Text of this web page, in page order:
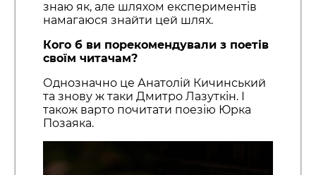
знаю як, але шляхом експериментів
намагаюся знайти цей шлях.
Кого б ви порекомендували з поетів
своїм читачам?
Однозначно це Анатолій Кичинський
та знову ж таки Дмитро Лазуткін. І
також варто почитати поезію Юрка
Позаяка.